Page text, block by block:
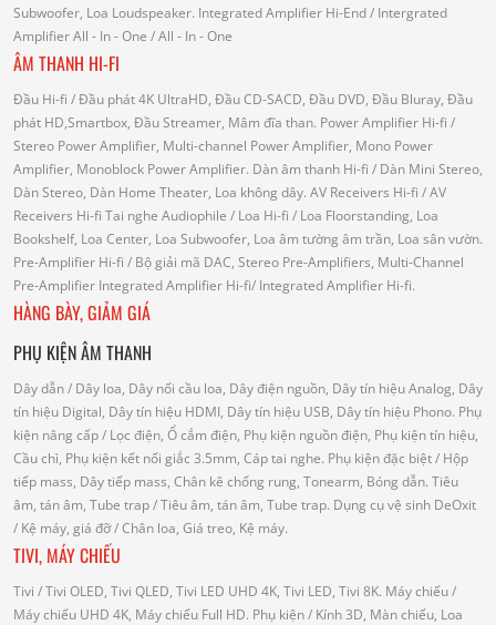
Subwoofer, Loa Loudspeaker. Integrated Amplifier Hi-End/ Intergrated
AmplifierAll - In - One / All - In - One
ÂM THANH HI-FI
Đầu Hi-fi / Đầu phát 4K UltraHD, Đầu CD-SACD, Đầu DVD, Đầu Bluray, Đầu
phát HD,Smartbox, Đầu Streamer, Mâm đĩa than. Power Amplifier Hi-fi /
Stereo Power Amplifier, Multi-channel Power Amplifier, Mono Power
Amplifier, Monoblock Power Amplifier. Dàn âm thanh Hi-fi / Dàn Mini Stereo,
Dàn Stereo, Dàn Home Theater, Loa không dây. AV Receivers Hi-fi / AV
Receivers Hi-fi Tai nghe Audiophile / Loa Hi-fi / Loa Floorstanding, Loa
Bookshelf, Loa Center, Loa Subwoofer, Loa âm tường âm trần, Loa sân vườn.
Pre-Amplifier Hi-fi / Bộ giải mã DAC, Stereo Pre-Amplifiers, Multi-Channel
Pre-Amplifier Integrated Amplifier Hi-fi/ Integrated Amplifier Hi-fi.
HÀNG BÀY, GIẢM GIÁ
PHỤ KIỆN ÂM THANH
Dây dẫn/ Dây loa, Dây nối cầu loa, Dây điện nguồn, Dây tín hiệu Analog, Dây
tín hiệu Digital, Dây tín hiệu HDMI, Dây tín hiệu USB, Dây tín hiệu Phono. Phụ
kiện nâng cấp/ Lọc điện, Ổ cắm điện, Phụ kiện nguồn điện, Phụ kiện tín hiệu,
Cầu chì, Phụ kiện kết nối giắc 3.5mm, Cáp tai nghe. Phụ kiện đặc biệt/ Hộp
tiếp mass, Dây tiếp mass, Chân kê chống rung, Tonearm, Bóng dẫn. Tiêu
âm, tán âm, Tube trap/ Tiêu âm, tán âm, Tube trap. Dụng cụ vệ sinh DeOxit
/ Kệ máy, giá đỡ/ Chân loa, Giá treo, Kệ máy.
TIVI, MÁY CHIẾU
Tivi / Tivi OLED, Tivi QLED, Tivi LED UHD 4K, Tivi LED, Tivi 8K. Máy chiếu/
Máy chiếu UHD 4K, Máy chiếu Full HD. Phụ kiện/ Kính 3D, Màn chiếu, Loa